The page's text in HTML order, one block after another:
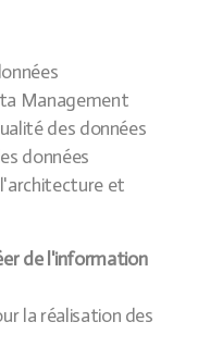
Management
des données
données
et
de l'information
la réalisation des